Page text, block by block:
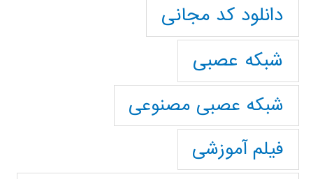
دانلود کد مجانی
شبکه عصبی
شبکه عصبی مصنوعی
فیلم آموزشی